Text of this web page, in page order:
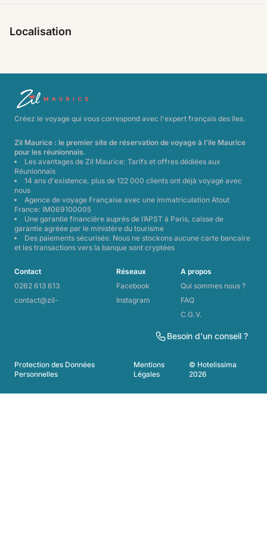
Localisation
Besoin d'un conseil ?
Créez le voyage qui vous correspond avec l'expert français des îles.
Zil Maurice : le premier site de réservation de voyage à l'ile Maurice
pour les réunionnais.
Les avantages de Zil Maurice: Tarifs et offres dédiées aux
Réunionnais
14 ans d'existence, plus de 122 000 clients ont déjà voyagé avec
nous
Agence de voyage Française avec une immatriculation Atout
France: IM069100005
Une garantie financière auprès de l’APST à Paris, caisse de
garantie agréée par le ministère du tourisme
Des paiements sécurisés: Nous ne stockons aucune carte bancaire
et les transactions vers la banque sont cryptées
Contact
0262 613 613
contact@zil-
Réseaux
Facebook
Instagram
A propos
Qui sommes nous ?
FAQ
C.G.V.
Protection des Données
Personnelles
Mentions
Légales
© Hotelissima
2026